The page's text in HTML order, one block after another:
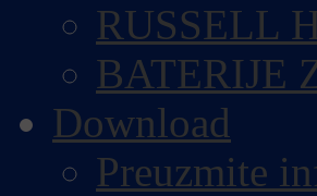
RUSSELL
BATERIJE
Download
Preuzmite